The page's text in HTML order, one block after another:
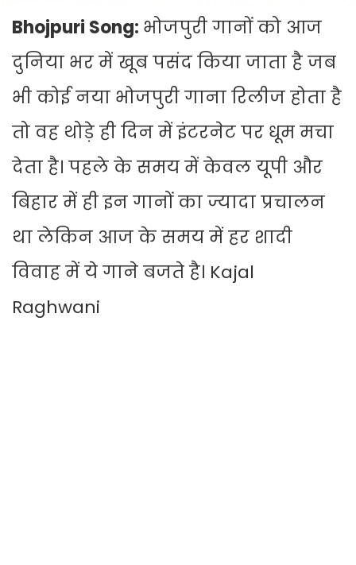
Bhojpuri Song: भोजपुरी गानों को आज
दुनिया भर में खूब पसंद किया जाता है जब
भी कोई नया भोजपुरी गाना रिलीज होता है
तो वह थोड़े ही दिन में इंटरनेट पर धूम मचा
देता है। पहले के समय में केवल यूपी और
बिहार में ही इन गानों का ज्यादा प्रचालन
था लेकिन आज के समय में हर शादी
विवाह में ये गाने बजते है। Kajal
Raghwani